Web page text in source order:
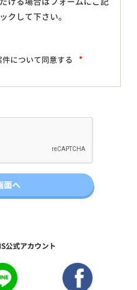
クして下さい。
について同意する *
公式アカウント